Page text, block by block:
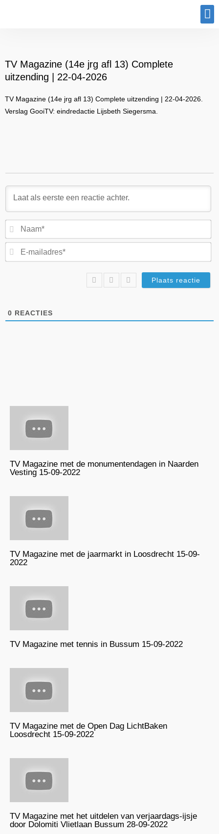
TV Magazine (14e jrg afl 13) Complete
uitzending | 22-04-2026
TV Magazine (14e jrg afl 13) Complete uitzending | 22-04-2026.
Verslag GooiTV: eindredactie Lijsbeth Siegersma.
0 REACTIES
TV Magazine met de monumentendagen in Naarden
Vesting 15-09-2022
TV Magazine met de jaarmarkt in Loosdrecht 15-09-
2022
TV Magazine met tennis in Bussum 15-09-2022
TV Magazine met de Open Dag LichtBaken
Loosdrecht 15-09-2022
TV Magazine met het uitdelen van verjaardags-ijsje
door Dolomiti Vlietlaan Bussum 28-09-2022